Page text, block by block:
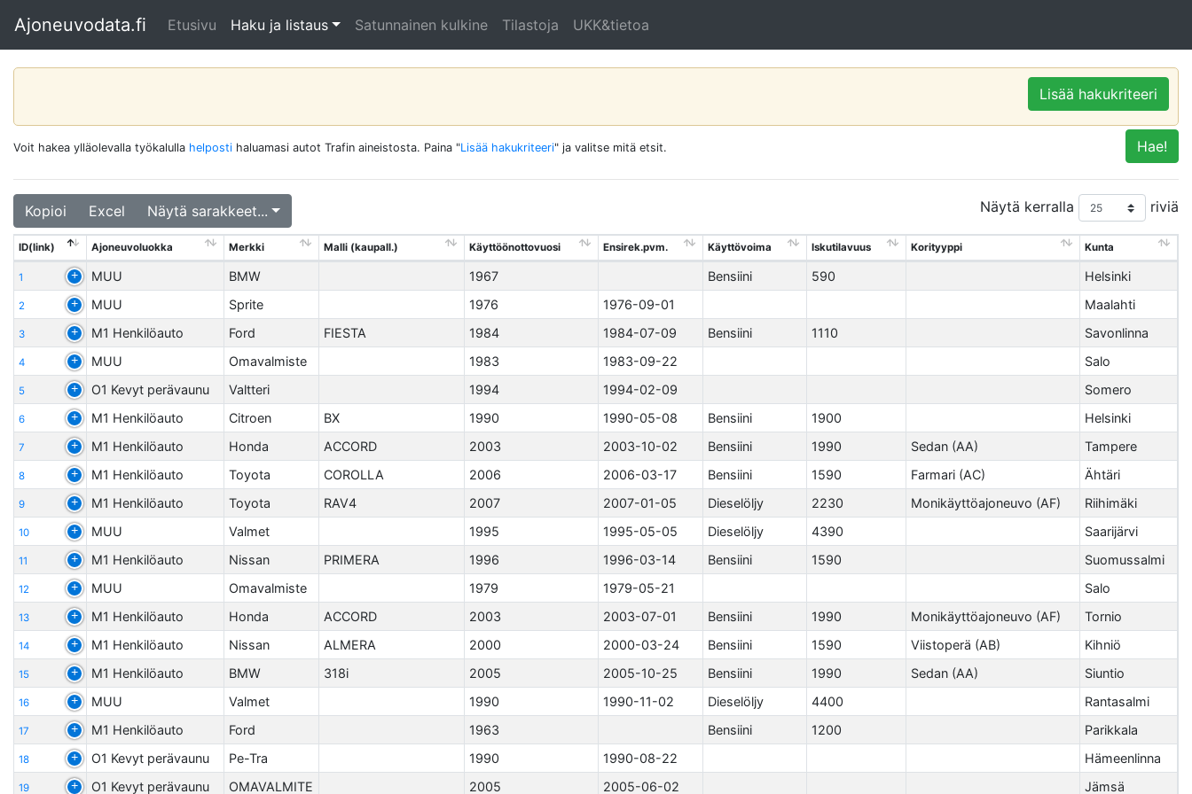
Ajoneuvodata.fi Etusivu Haku ja listaus Satunnainen kulkine Tilastoja UKK&tietoa
Lisää hakukriteeri
Hae!
Voit hakea ylläolevalla työkalulla helposti haluamasi autot Trafin aineistosta. Paina "Lisää hakukriteeri" ja valitse mitä etsit.
Kopioi Excel Näytä sarakkeet... Näytä kerralla riviä
ID(link) Ajoneuvoluokka Merkki Malli (kaupall.) Käyttöönottovuosi Ensirek.pvm. Käyttövoima Iskutilavuus Korityyppi Kunta
1 MUU BMW 1967 Bensiini 590 Helsinki
2 MUU Sprite 1976 1976-09-01 Maalahti
3 M1 Henkilöauto Ford FIESTA 1984 1984-07-09 Bensiini 1110 Savonlinna
4 MUU Omavalmiste 1983 1983-09-22 Salo
5 O1 Kevyt perävaunu Valtteri 1994 1994-02-09 Somero
6 M1 Henkilöauto Citroen BX 1990 1990-05-08 Bensiini 1900 Helsinki
7 M1 Henkilöauto Honda ACCORD 2003 2003-10-02 Bensiini 1990 Sedan (AA) Tampere
8 M1 Henkilöauto Toyota COROLLA 2006 2006-03-17 Bensiini 1590 Farmari (AC) Ähtäri
9 M1 Henkilöauto Toyota RAV4 2007 2007-01-05 Dieselöljy 2230 Monikäyttöajoneuvo (AF) Riihimäki
10 MUU Valmet 1995 1995-05-05 Dieselöljy 4390 Saarijärvi
11 M1 Henkilöauto Nissan PRIMERA 1996 1996-03-14 Bensiini 1590 Suomussalmi
12 MUU Omavalmiste 1979 1979-05-21 Salo
13 M1 Henkilöauto Honda ACCORD 2003 2003-07-01 Bensiini 1990 Monikäyttöajoneuvo (AF) Tornio
14 M1 Henkilöauto Nissan ALMERA 2000 2000-03-24 Bensiini 1590 Viistoperä (AB) Kihniö
15 M1 Henkilöauto BMW 318i 2005 2005-10-25 Bensiini 1990 Sedan (AA) Siuntio
16 MUU Valmet 1990 1990-11-02 Dieselöljy 4400 Rantasalmi
17 M1 Henkilöauto Ford 1963 Bensiini 1200 Parikkala
18 O1 Kevyt perävaunu Pe-Tra 1990 1990-08-22 Hämeenlinna
19 O1 Kevyt perävaunu OMAVALMITE 2005 2005-06-02 Jämsä